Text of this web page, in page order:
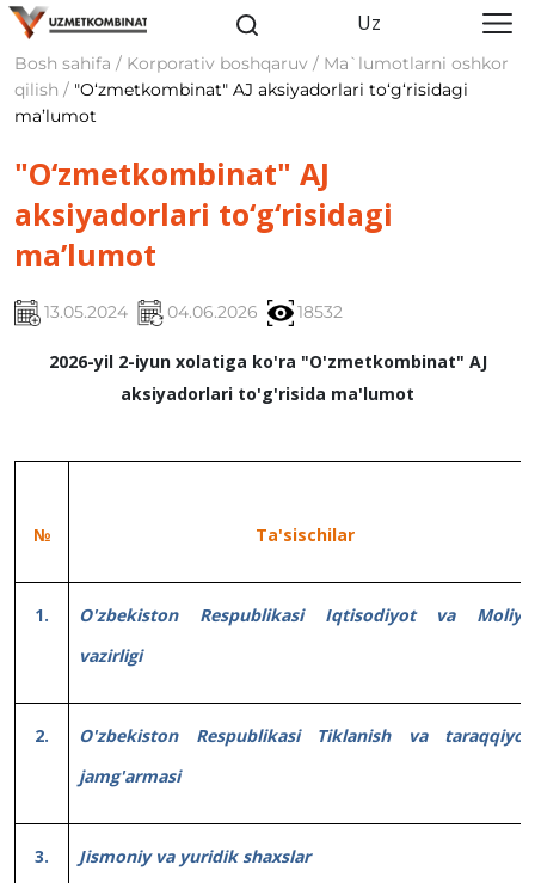
Uz
Bosh sahifa / Korporativ boshqaruv / Ma`lumotlarni oshkor
qilish / "O‘zmetkombinat" AJ aksiyadorlari to‘g‘risidagi
ma’lumot
"O‘zmetkombinat" AJ
aksiyadorlari to‘g‘risidagi
ma’lumot
13.05.2024 04.06.2026 18532
2026-yil 2-iyun xolatiga ko'ra "O'zmetkombinat" AJ
aksiyadorlari to'g'risida ma'lumot
№ Ta'sischilar
1.
O'zbekiston Respublikasi Iqtisodiyot va Moliya
vazirligi
2.
O'zbekiston Respublikasi Tiklanish va taraqqiyot
jamg'armasi
3. Jismoniy va yuridik shaxslar